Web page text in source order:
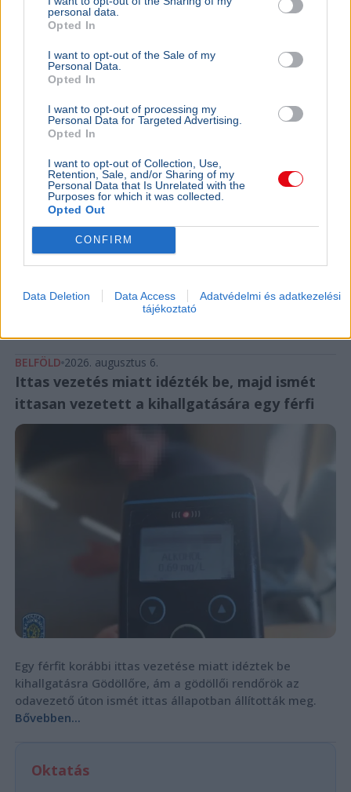
personal data.
Opted In
I want to opt-out of the Sale of my
Personal Data.
Opted In
I want to opt-out of processing my
Personal Data for Targeted Advertising.
Opted In
I want to opt-out of Collection, Use,
Retention, Sale, and/or Sharing of my
Personal Data that Is Unrelated with the
Purposes for which it was collected.
Opted Out
CONFIRM
Data Deletion Data Access
Adatvédelmi és adatkezelési
tájékoztató
ékszereket egy dunaföldvári nőtől a rablók
Magyarország Bűncselekmény Rendőrség Csalás Arany
Rendőrnek és ügyvédnek kiadva magukat csaltak ki 2,5
millió forintot és ékszereket egy dunaföldvári nőtől, aki
BELFÖLD 2026. augusztus 6.
Ittas vezetés miatt idézték be, majd ismét
ittasan vezetett a kihallgatására egy férfi
Egy férfit korábbi ittas vezetése miatt idéztek be
kihallgatásra Gödöllőre, ám a gödöllői rendőrök az
odavezető úton ismét ittas állapotban állították meg.
Bővebben...
Oktatás